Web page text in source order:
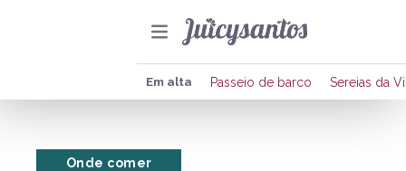
Em alta Passeio de barco Sereias da
Onde comer